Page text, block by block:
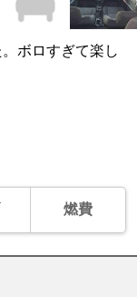
ボロすぎて楽し
燃費